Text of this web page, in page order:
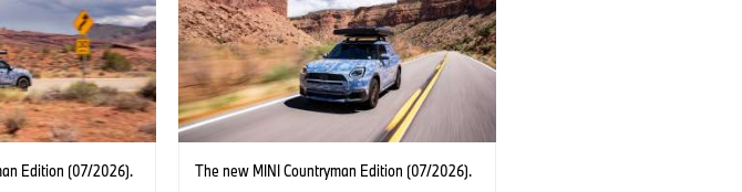
Edition (07/2026). The new MINI Countryman Edition (07/2026).